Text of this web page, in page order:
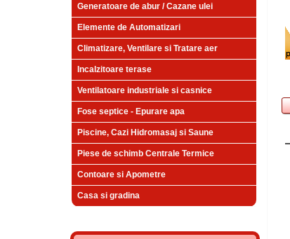
Generatoare de abur / Cazane ulei
Elemente de Automatizari
Climatizare, Ventilare si Tratare aer
Incalzitoare terase
Ventilatoare industriale si casnice
Fose septice - Epurare apa
Piscine, Cazi Hidromasaj si Saune
Piese de schimb Centrale Termice
Contoare si Apometre
Casa si gradina